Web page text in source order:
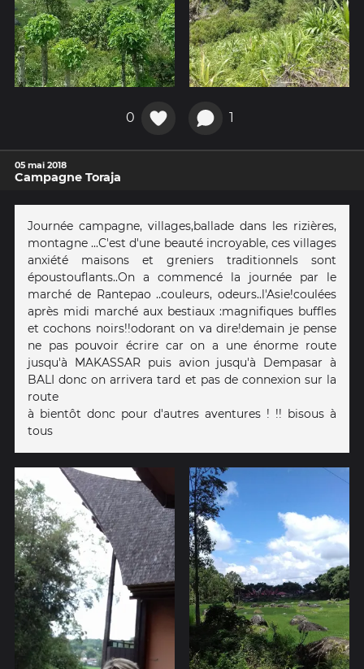
0 1
05 mai 2018
Campagne Toraja
Journée campagne, villages,ballade dans les rizières,
montagne ...C'est d'une beauté incroyable, ces villages
anxiété maisons et greniers traditionnels sont
époustouflants..On a commencé la journée par le
marché de Rantepao ..couleurs, odeurs..l'Asie!coulées
après midi marché aux bestiaux :magnifiques buffles
et cochons noirs!!odorant on va dire!demain je pense
ne pas pouvoir écrire car on a une énorme route
jusqu'à MAKASSAR puis avion jusqu'à Dempasar à
BALI donc on arrivera tard et pas de connexion sur la
route
à bientôt donc pour d'autres aventures ! !! bisous à
tous